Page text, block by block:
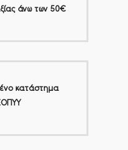
άνω των 50€
κατάστημα